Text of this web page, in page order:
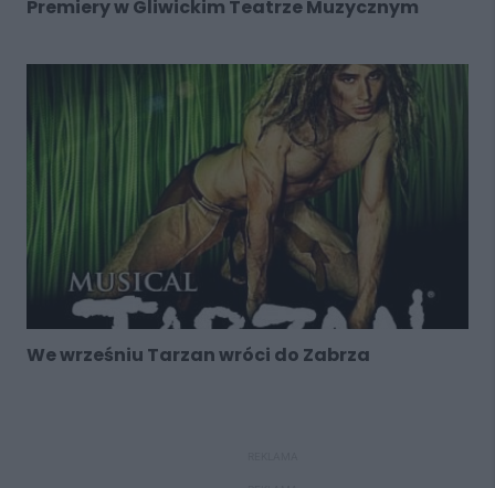
Premiery w Gliwickim Teatrze Muzycznym
We wrześniu Tarzan wróci do Zabrza